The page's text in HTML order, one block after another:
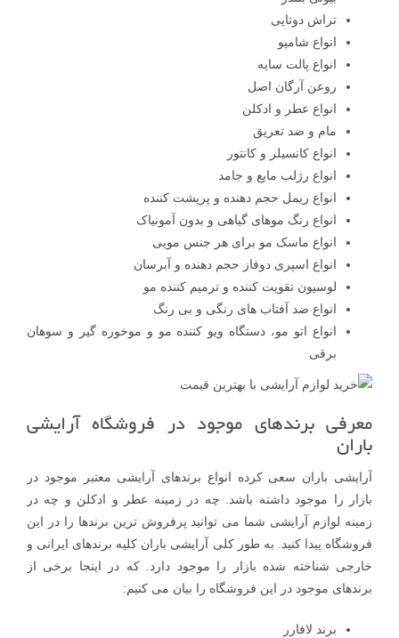
تراش دوتایی
انواع شامپو
انواع پالت سایه
روعن آرگان اصل
انواع عطر و ادکلن
مام و ضد تعریق
انواع کانسیلر و کانتور
انواع رژلب مایع و جامد
انواع ریمل حجم دهنده و پرپشت کننده
انواع رنگ موهای گیاهی و بدون آمونیاک
انواع ماسک مو برای هر جنس مویی
انواع اسپری دوفاز حجم دهنده و آبرسان
لوسیون تقویت کننده و ترمیم کننده مو
انواع ضد آفتاب های رنگی و بی رنگ
انواع اتو مو، دستگاه ویو کننده مو و موخوره گیر و سوهان
برقی
معرفی برندهای موجود در فروشگاه آرایشی
باران
آرایشی باران سعی کرده انواع برندهای آرایشی معتبر موجود در
بازار را موجود داشته باشد. چه در زمینه عطر و ادکلن و چه در
زمینه لوازم آرایشی شما می توانید پرفروش ترین برندها را در این
فروشگاه پیدا کنید. به طور کلی آرایشی باران کلیه برندهای ایرانی و
خارجی شناخته شده بازار را موجود دارد. که در اینجا برخی از
برندهای موجود در این فروشگاه را بیان می کنیم:
برند لافارر